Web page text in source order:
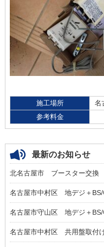
施工場所
名
参考料金
最新のお知らせ
北名古屋市 ブースター交換
名古屋市中村区 地デジ＋BS/
名古屋市守山区 地デジ＋BS/
名古屋市中村区 共用盤取付